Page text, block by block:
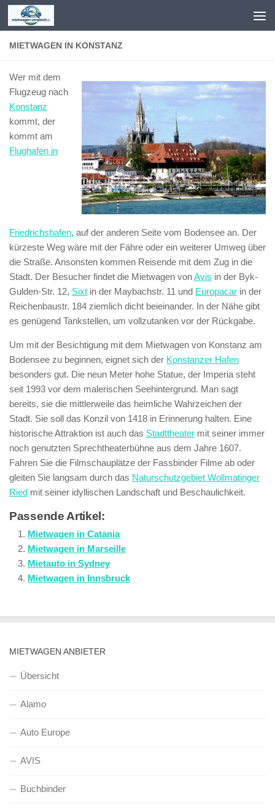
Zum Inhalt springen
MIETWAGEN IN KONSTANZ
Wer mit dem
Flugzeug nach
Konstanz
kommt, der
kommt am
Flughafen in
Friedrichshafen, auf der anderen Seite vom Bodensee an. Der
kürzeste Weg wäre mit der Fähre oder ein weiterer Umweg über
die Straße. Ansonsten kommen Reisende mit dem Zug in die
Stadt. Der Besucher findet die Mietwagen vonAvis in der Byk-
Gulden-Str. 12, Sixt in der Maybachstr. 11 und Europacar in der
Reichenbaustr. 184 ziemlich dicht beieinander. In der Nähe gibt
es genügend Tankstellen, um vollzutanken vor der Rückgabe.
Um mit der Besichtigung mit dem Mietwagen von Konstanz am
Bodensee zu beginnen, eignet sich der Konstanzer Hafen
besonders gut. Die neun Meter hohe Statue, der Imperia steht
seit 1993 vor dem malerischen Seehintergrund. Man sagt
bereits, sie die mittlerweile das heimliche Wahrzeichen der
Stadt. Sie soll das Konzil von 1418 in Erinnerung halten. Eine
historische Attraktion ist auch das Stadttheater mit seiner immer
noch genutzten Sprechtheaterbühne aus dem Jahre 1607.
Fahren Sie die Filmschauplätze der Fassbinder Filme ab oder
gleiten Sie langsam durch das Naturschutzgebiet Wollmatinger
Ried mit seiner idyllischen Landschaft und Beschaulichkeit.
Passende Artikel:
Mietwagen in Catania
Mietwagen in Marseille
Mietauto in Sydney
Mietwagen in Innsbruck
MIETWAGEN ANBIETER
Übersicht
Alamo
Auto Europe
AVIS
Buchbinder